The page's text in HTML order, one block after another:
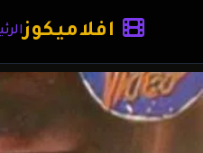
افلاميكوز